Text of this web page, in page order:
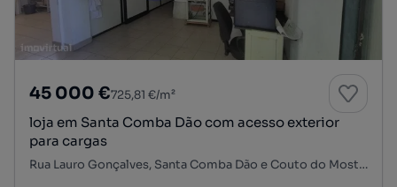
45 000 €725,81 €/m²
loja em Santa Comba Dão com acesso exterior
para cargas
Rua Lauro Gonçalves, Santa Comba Dão e Couto do Mosteiro, Santa Comba Dão, Viseu